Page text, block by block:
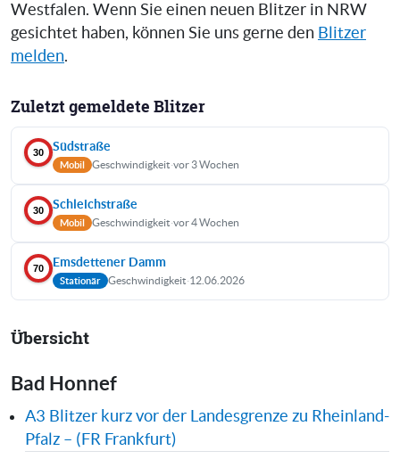
Westfalen. Wenn Sie einen neuen Blitzer in NRW
gesichtet haben, können Sie uns gerne den Blitzer
melden.
Zuletzt gemeldete Blitzer
30 Südstraße
Mobil Geschwindigkeit·vor 3 Wochen
30 Schleichstraße
Mobil Geschwindigkeit·vor 4 Wochen
70 Emsdettener Damm
Stationär Geschwindigkeit·12.06.2026
Übersicht
Bad Honnef
A3 Blitzer kurz vor der Landesgrenze zu Rheinland-
Pfalz – (FR Frankfurt)